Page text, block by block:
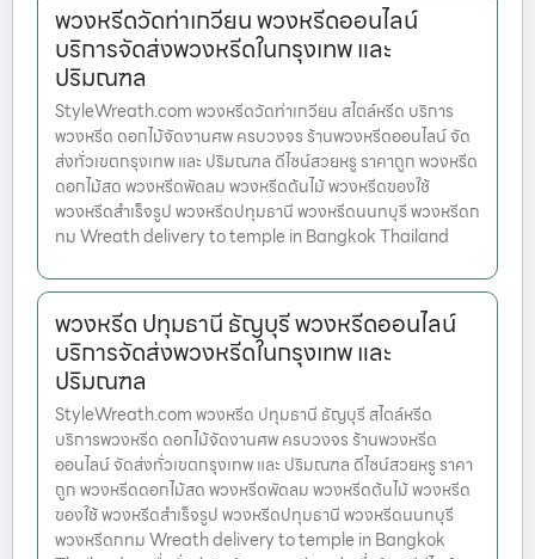
พวงหรีดวัดท่าเกวียน พวงหรีดออนไลน์
บริการจัดส่งพวงหรีดในกรุงเทพ และ
ปริมณฑล
StyleWreath.com พวงหรีดวัดท่าเกวียน สไตล์หรีด บริการ
พวงหรีด ดอกไม้จัดงานศพ ครบวงจร ร้านพวงหรีดออนไลน์ จัด
ส่งทั่วเขตกรุงเทพ และ ปริมณฑล ดีไซน์สวยหรู ราคาถูก พวงหรีด
ดอกไม้สด พวงหรีดพัดลม พวงหรีดต้นไม้ พวงหรีดของใช้
พวงหรีดสำเร็จรูป พวงหรีดปทุมธานี พวงหรีดนนทบุรี พวงหรีดก
ทม Wreath delivery to temple in Bangkok Thailand
พวงหรีด ปทุมธานี ธัญบุรี พวงหรีดออนไลน์
บริการจัดส่งพวงหรีดในกรุงเทพ และ
ปริมณฑล
StyleWreath.com พวงหรีด ปทุมธานี ธัญบุรี สไตล์หรีด
บริการพวงหรีด ดอกไม้จัดงานศพ ครบวงจร ร้านพวงหรีด
ออนไลน์ จัดส่งทั่วเขตกรุงเทพ และ ปริมณฑล ดีไซน์สวยหรู ราคา
ถูก พวงหรีดดอกไม้สด พวงหรีดพัดลม พวงหรีดต้นไม้ พวงหรีด
ของใช้ พวงหรีดสำเร็จรูป พวงหรีดปทุมธานี พวงหรีดนนทบุรี
พวงหรีดกทม Wreath delivery to temple in Bangkok